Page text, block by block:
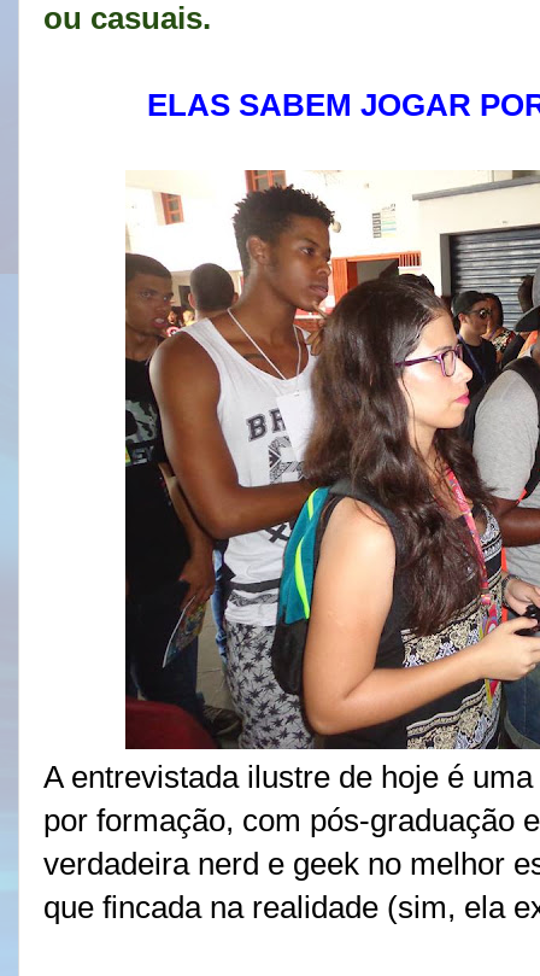
ou casuais.
ELAS SABEM JOGAR
A entrevistada ilustre de hoje é
por formação, com pós-graduação
verdadeira nerd e geek no melhor
que fincada na realidade (sim, ela